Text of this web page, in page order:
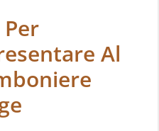
Al